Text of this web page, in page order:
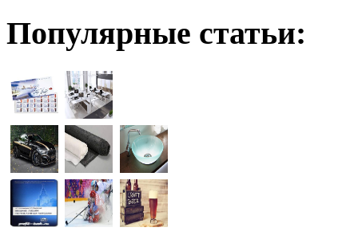
Популярные статьи: